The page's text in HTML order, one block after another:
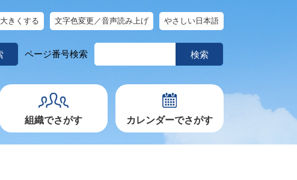
大きくする 文字色変更／音声読み上げ やさしい日本語
ページ番号検索
ペ
ジ
号
組織でさがす カレンダーでさがす